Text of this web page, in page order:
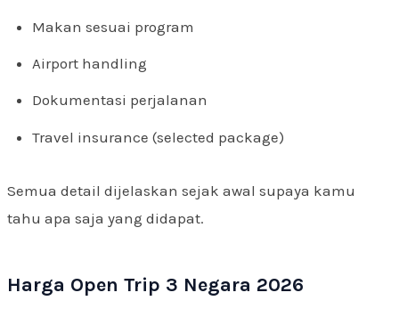
Makan sesuai program
Airport handling
Dokumentasi perjalanan
Travel insurance (selected package)
Semua detail dijelaskan sejak awal supaya kamu
tahu apa saja yang didapat.
Harga Open Trip 3 Negara 2026